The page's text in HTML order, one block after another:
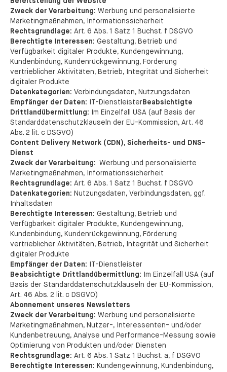
Zweck der Verarbeitung: Werbung und personalisierte
Marketingmaßnahmen, Informationssicherheit
Rechtsgrundlage: Art. 6 Abs. 1 Satz 1 Buchst. f DSGVO
Berechtigte Interessen: Gestaltung, Betrieb und
Verfügbarkeit digitaler Produkte, Kundengewinnung,
Kundenbindung, Kundenrückgewinnung, Förderung
vertrieblicher Aktivitäten, Betrieb, Integrität und Sicherheit
digitaler Produkte
Datenkategorien: Verbindungsdaten, Nutzungsdaten
Empfänger der Daten:
IT-Dienstleister Beabsichtigte
Drittlandübermittlung: Im Einzelfall USA (auf Basis der
Standarddatenschutzklauseln der EU-Kommission, Art. 46
Abs. 2 lit. c DSGVO)
Content Delivery Network (CDN), Sicherheits- und DNS-
Dienst
Zweck der Verarbeitung: Werbung und personalisierte
Marketingmaßnahmen, Informationssicherheit
Rechtsgrundlage: Art. 6 Abs. 1 Satz 1 Buchst. f DSGVO
Datenkategorien: Nutzungsdaten, Verbindungsdaten, ggf.
Inhaltsdaten
Berechtigte Interessen: Gestaltung, Betrieb und
Verfügbarkeit digitaler Produkte, Kundengewinnung,
Kundenbindung, Kundenrückgewinnung, Förderung
vertrieblicher Aktivitäten, Betrieb, Integrität und Sicherheit
digitaler Produkte
Empfänger der Daten: IT-Dienstleister
Beabsichtigte Drittlandübermittlung: Im Einzelfall USA (auf
Basis der Standarddatenschutzklauseln der EU-Kommission,
Art. 46 Abs. 2 lit. c DSGVO)
Abonnement unseres Newsletters
Zweck der Verarbeitung: Werbung und personalisierte
Marketingmaßnahmen, Nutzer-, Interessenten- und/oder
Kundenbetreuung, Analyse und Performance-Messung sowie
Optimierung von Produkten und/oder Diensten
Rechtsgrundlage: Art. 6 Abs. 1 Satz 1 Buchst. a, f DSGVO
Berechtigte Interessen: Kundengewinnung, Kundenbindung,